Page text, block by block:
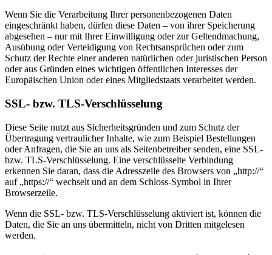
Wenn Sie die Verarbeitung Ihrer personenbezogenen Daten
eingeschränkt haben, dürfen diese Daten – von ihrer Speicherung
abgesehen – nur mit Ihrer Einwilligung oder zur Geltendmachung,
Ausübung oder Verteidigung von Rechtsansprüchen oder zum
Schutz der Rechte einer anderen natürlichen oder juristischen Person
oder aus Gründen eines wichtigen öffentlichen Interesses der
Europäischen Union oder eines Mitgliedstaats verarbeitet werden.
SSL- bzw. TLS-Verschlüsselung
Diese Seite nutzt aus Sicherheitsgründen und zum Schutz der
Übertragung vertraulicher Inhalte, wie zum Beispiel Bestellungen
oder Anfragen, die Sie an uns als Seitenbetreiber senden, eine SSL-
bzw. TLS-Verschlüsselung. Eine verschlüsselte Verbindung
erkennen Sie daran, dass die Adresszeile des Browsers von „http://“
auf „https://“ wechselt und an dem Schloss-Symbol in Ihrer
Browserzeile.
Wenn die SSL- bzw. TLS-Verschlüsselung aktiviert ist, können die
Daten, die Sie an uns übermitteln, nicht von Dritten mitgelesen
werden.